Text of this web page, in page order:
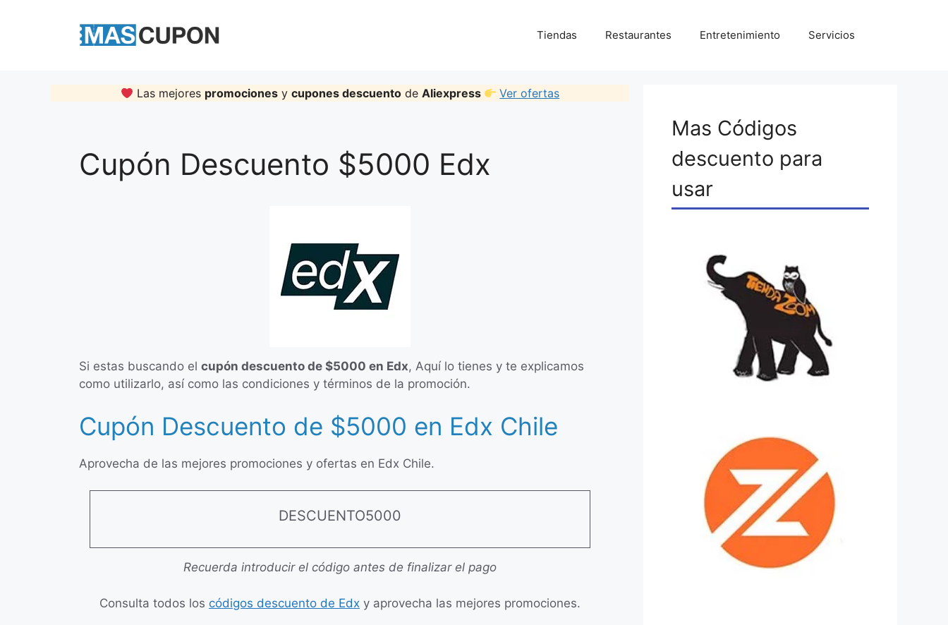
Tiendas Restaurantes Entretenimiento Servicios
Las mejores promociones y cupones descuento de Aliexpress Ver ofertas
Cupón Descuento $5000 Edx
Si estas buscando el cupón descuento de $5000 en Edx, Aquí lo tienes y te explicamos
como utilizarlo, así como las condiciones y términos de la promoción.
Cupón Descuento de $5000 en Edx Chile
Aprovecha de las mejores promociones y ofertas en Edx Chile.
DESCUENTO5000
Recuerda introducir el código antes de finalizar el pago
Consulta todos los códigos descuento de Edx y aprovecha las mejores promociones.
Mas Códigos
descuento para
usar